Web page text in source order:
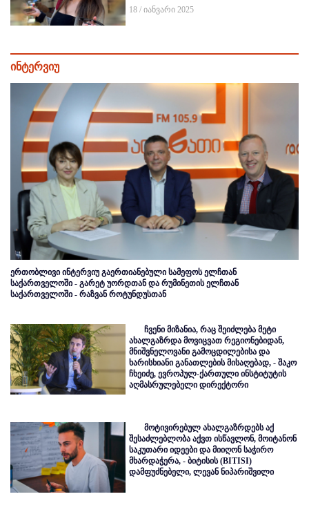
18 / იანვარი 2025
ინტერვიუ
ერთობლივი ინტერვიუ გაერთიანებული სამეფოს ელჩთან
საქართველოში - გარეტ უორდთან და რუმინეთის ელჩთან
საქართველოში - რაზვან როტუნდუსთან
ჩვენი მიზანია, რაც შეიძლება მეტი
ახალგაზრდა მოვიცვათ რეგიონებიდან,
მნიშვნელოვანი გამოცდილებისა და
ხარისხიანი განათლების მისაღებად, - შაკო
ჩხეიძე, ევროპულ-ქართული ინსტიტუტის
აღმასრულებელი დირექტორი
მოტივირებულ ახალგაზრდებს აქ
შესაძლებლობა აქვთ ისწავლონ, მოიტანონ
საკუთარი იდეები და მიიღონ საჭირო
მხარდაჭერა, - ბიტისის (BITISI)
დამფუძნებელი, ლევან ნიპარიშვილი